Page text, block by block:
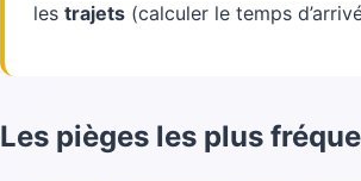
les trajets (calculer le temps
Les pièges les plus